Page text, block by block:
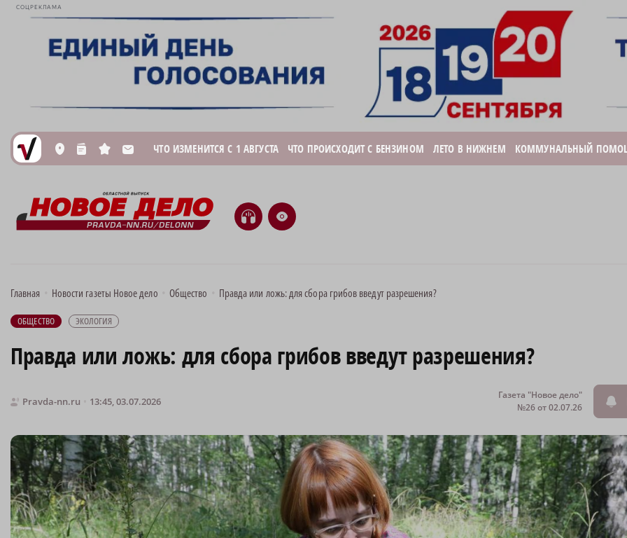
СОЦРЕКЛАМА
L n s M ЧТО ИЗМЕНИТСЯ С 1 АВГУСТА ЧТО ПРОИСХОДИТ С БЕНЗИНОМ ЛЕТО В НИЖНЕМ КОММУНАЛЬНЫЙ
H e
Главная Новости газеты Новое дело Общество Правда или ложь: для сбора грибов введут разрешения?
ОБЩЕСТВО ЭКОЛОГИЯ
Правда или ложь: для сбора грибов введут разрешения?
Pravda-nn.ru 13:45, 03.07.2026
Газета "Новое дело"
№26 от 02.07.26